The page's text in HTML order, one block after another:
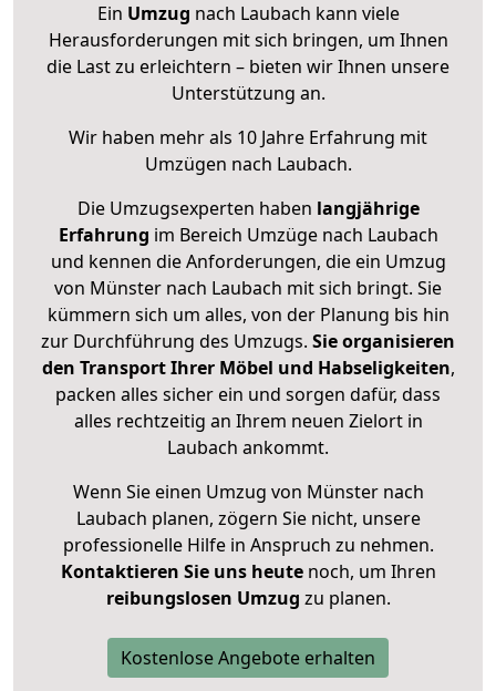
Ein Umzug nach Laubach kann viele
Herausforderungen mit sich bringen, um Ihnen
die Last zu erleichtern – bieten wir Ihnen unsere
Unterstützung an.
Wir haben mehr als 10 Jahre Erfahrung mit
Umzügen nach Laubach.
Die Umzugsexperten haben langjährige
Erfahrung im Bereich Umzüge nach Laubach
und kennen die Anforderungen, die ein Umzug
von Münster nach Laubach mit sich bringt. Sie
kümmern sich um alles, von der Planung bis hin
zur Durchführung des Umzugs. Sie organisieren
den Transport Ihrer Möbel und Habseligkeiten,
packen alles sicher ein und sorgen dafür, dass
alles rechtzeitig an Ihrem neuen Zielort in
Laubach ankommt.
Wenn Sie einen Umzug von Münster nach
Laubach planen, zögern Sie nicht, unsere
professionelle Hilfe in Anspruch zu nehmen.
Kontaktieren Sie uns heutenoch, um Ihren
reibungslosen Umzug zu planen.
Kostenlose Angebote erhalten